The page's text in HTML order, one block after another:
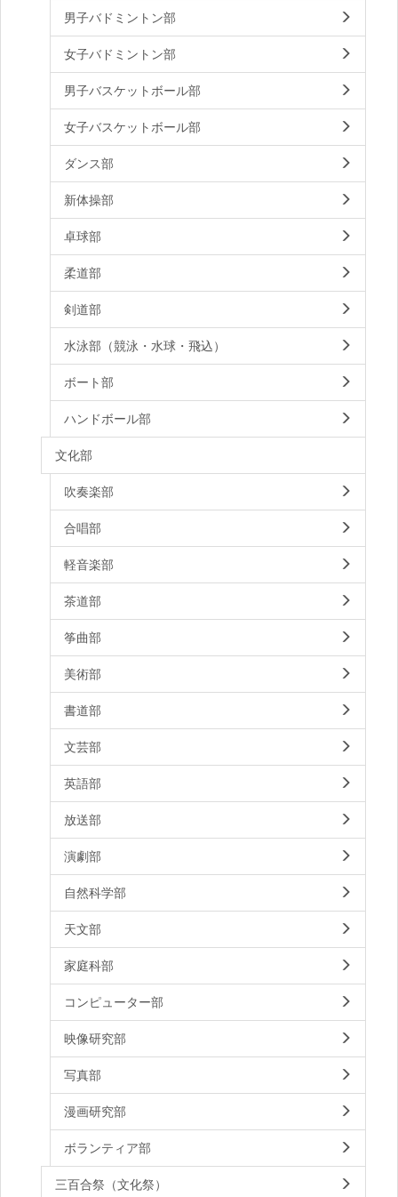
男子バドミントン部
女子バドミントン部
男子バスケットボール部
女子バスケットボール部
ダンス部
新体操部
卓球部
柔道部
剣道部
水泳部（競泳・水球・飛込）
ボート部
ハンドボール部
文化部
吹奏楽部
合唱部
軽音楽部
茶道部
筝曲部
美術部
書道部
文芸部
英語部
放送部
演劇部
自然科学部
天文部
家庭科部
コンピューター部
映像研究部
写真部
漫画研究部
ボランティア部
三百合祭（文化祭）